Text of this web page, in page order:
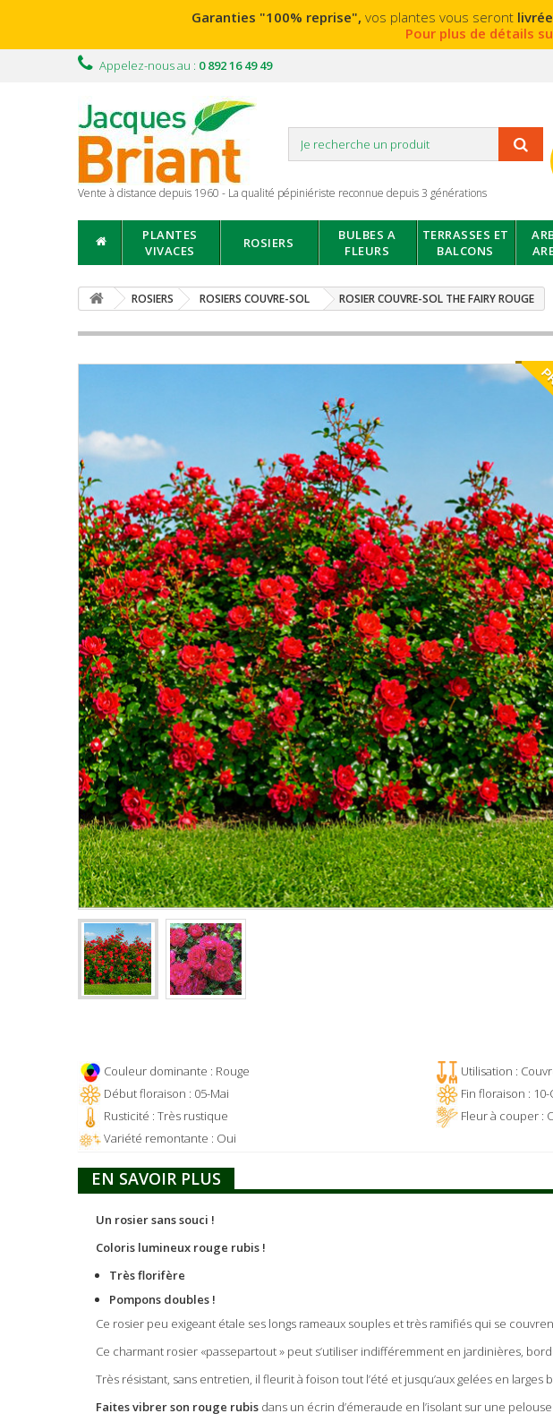
Garanties "100% reprise", vos plantes vous seront
Pour plus de détails
Appelez-nous au : 0 892 16 49 49
Vente à distance depuis 1960 - La qualité pépiniériste reconnue depuis 3 générations
PLANTES
VIVACES
ROSIERS
BULBES A
FLEURS
TERRASSES ET
BALCONS
ROSIERS ROSIERS COUVRE-SOL ROSIER COUVRE-SOL THE FAIRY ROUGE
Couleur dominante : Rouge Utilisation :
Début floraison : 05-Mai
Fin floraison :
Rusticité : Très rustique
Fleur à couper :
Variété remontante : Oui
EN SAVOIR PLUS
Un rosier sans souci !
Coloris lumineux rouge rubis !
Très florifère
Pompons doubles !
Ce rosier peu exigeant étale ses longs rameaux souples et très ramifiés qui se
Ce charmant rosier «passepartout » peut s’utiliser indifféremment en jardinières,
Très résistant, sans entretien, il fleurit à foison tout l’été et jusqu’aux gelées en
Faites vibrer son rouge rubis dans un écrin d’émeraude en l’isolant sur une